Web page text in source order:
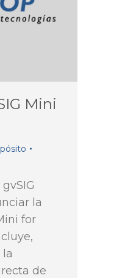
Mini
la
for
de